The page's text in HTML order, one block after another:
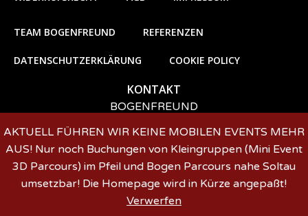
AKTUELL FÜHREN WIR KEINE MOBILEN EVENTS MEHR
AUS! Nur noch Buchungen von Kleingruppen (Mini Event
3D Parcours) im Pfeil und Bogen Parcours nahe Soltau
umsetzbar! Die Homepage wird in Kürze angepaßt!
Verwerfen
TEAM BOGENFREUND REFERENZEN
DATENSCHUTZERKLÄRUNG COOKIE POLICY
KONTAKT
BOGENFREUND
event@bogenfreund.de